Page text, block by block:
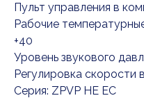
Пульт управления в
Рабочие
+40
Уровень звукового
Регулировка скорости
Серия: ZPVP HE EC